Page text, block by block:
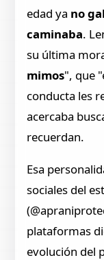
edad ya no
caminaba.
su última
mimos", que
conducta les
acercaba
recuerdan.
Esa
sociales del
plataformas
evolución del